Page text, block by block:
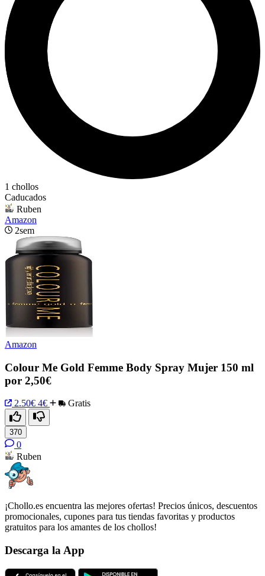
1 chollos
Caducados
Ruben
Amazon
2sem
Amazon
Colour Me Gold Femme Body Spray Mujer 150 ml
por 2,50€
2.50€ 4€ Gratis
370
0
Ruben
¡Chollo.es encuentra las mejores ofertas! Precios únicos, descuentos
promocionales, cupones para tus tiendas favoritas y productos
gratuitos para los amantes de los chollos!
Descarga la App